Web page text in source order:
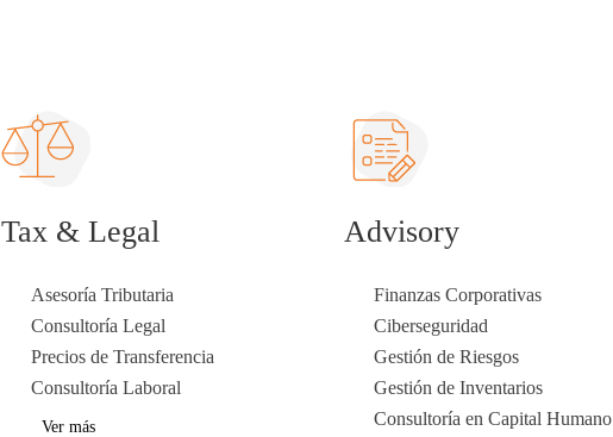
Tax & Legal
Asesoría Tributaria
Consultoría Legal
Precios de Transferencia
Consultoría Laboral
Ver más
Advisory
Finanzas Corporativas
Ciberseguridad
Gestión de Riesgos
Gestión de Inventarios
Consultoría en Capital Humano